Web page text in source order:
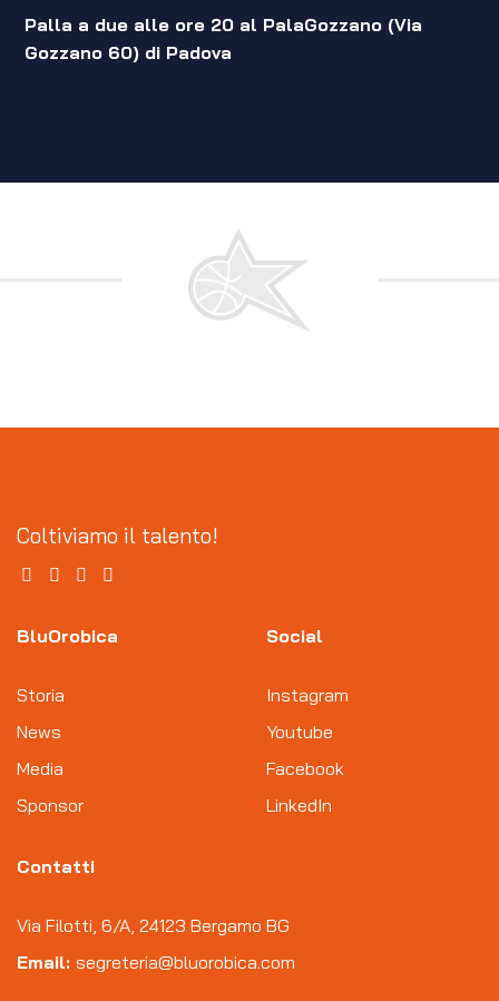
Palla a due alle ore 20 al PalaGozzano (Via
Gozzano 60) di Padova
Coltiviamo il talento!
BluOrobica
Storia
News
Media
Sponsor
Social
Instagram
Youtube
Facebook
LinkedIn
Contatti
Via Filotti, 6/A, 24123 Bergamo BG
Email: segreteria@bluorobica.com